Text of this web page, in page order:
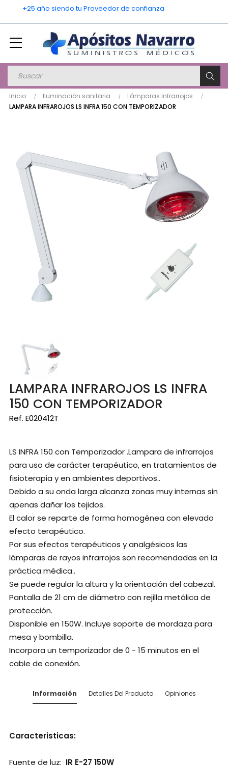
    +25 año siendo tu Proveedor de confianza
Inicio Iluminación sanitaria
Lámparas Infrarrojos
LAMPARA INFRAROJOS LS INFRA 150 CON TEMPORIZADOR
LAMPARA INFRAROJOS LS INFRA
150 CON TEMPORIZADOR
Ref. E020412T
LS INFRA 150 con Temporizador .Lampara de infrarrojos
para uso de carácter terapéutico, en tratamientos de
fisioterapia y en ambientes deportivos..
Debido a su onda larga alcanza zonas muy internas sin
apenas dañar los tejidos.
El calor se reparte de forma homogénea con elevado
efecto terapéutico.
Por sus efectos terapéuticos y analgésicos las
lámparas de rayos infrarrojos son recomendadas en la
práctica médica..
Se puede regular la altura y la orientación del cabezal.
Pantalla de 21 cm de diámetro con rejilla metálica de
protección.
Disponible en 150W. Incluye soporte de mordaza para
mesa y bombilla.
Incorpora un temporizador de 0 - 15 minutos en el
cable de conexión.
Información Detalles Del Producto Opiniones
Caracteristicas:
Fuente de luz: IR E-27 150W